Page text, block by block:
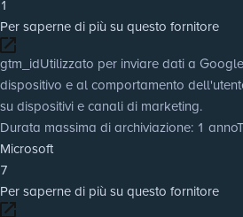
1
Per saperne di più su questo fornitore
gtm_idUtilizzato per inviare dati a
dispositivo e al comportamento
su dispositivi e canali di marketing.
Durata massima di archiviazione: 1 anno
Microsoft
7
Per saperne di più su questo fornitore